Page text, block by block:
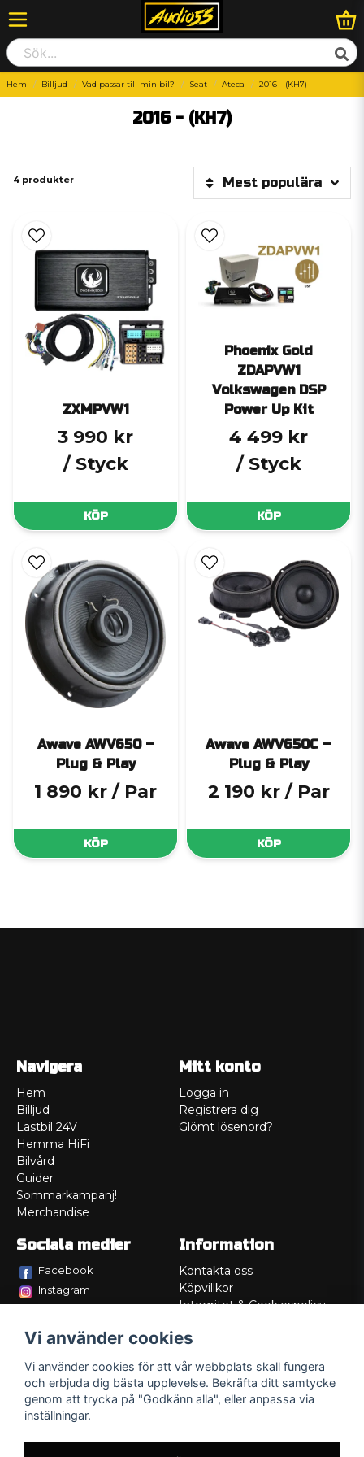
Hem Billjud Vad passar till min bil? Seat Ateca 2016 - (KH7)
2016 - (KH7)
4 produkter Mest populära
ZXMPVW1
3 990 kr
/ Styck
KÖP
Phoenix Gold
ZDAPVW1
Volkswagen DSP
Power Up Kit
4 499 kr
/ Styck
KÖP
Awave AWV650 –
Plug & Play
1 890 kr / Par
KÖP
Awave AWV650C –
Plug & Play
2 190 kr / Par
KÖP
Navigera
Hem
Billjud
Lastbil 24V
Hemma HiFi
Bilvård
Guider
Sommarkampanj!
Merchandise
Mitt konto
Logga in
Registrera dig
Glömt lösenord?
Sociala medier
Facebook
Instagram
Information
Kontakta oss
Köpvillkor
Integritet & Cookiespolicy
Service/Garanti
Lådritning
Om oss
Vi använder cookies
Vi använder cookies för att vår webbplats skall fungera
och erbjuda dig bästa upplevelse. Bekräfta ditt samtycke
genom att trycka på "Godkänn alla", eller anpassa via
inställningar.